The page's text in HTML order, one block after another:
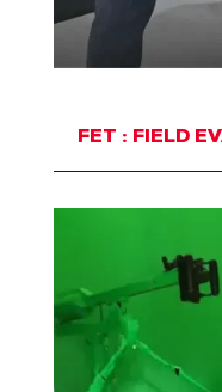
FET : FIELD